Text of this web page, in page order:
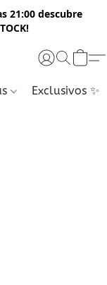
21:00 descubre
Exclusivos ✨